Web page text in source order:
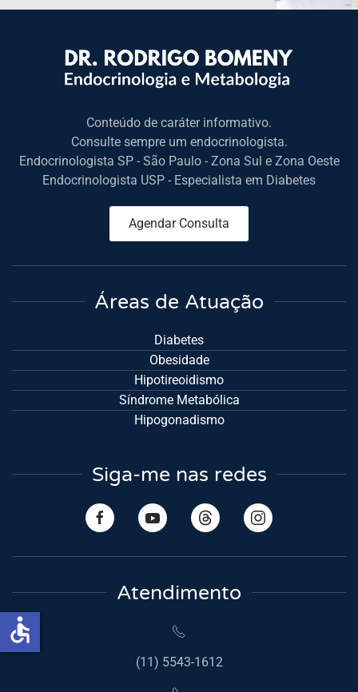
Conteúdo de caráter informativo.
Consulte sempre um endocrinologista.
Endocrinologista SP - São Paulo - Zona Sul e Zona Oeste
Endocrinologista USP - Especialista em Diabetes
Agendar Consulta
Áreas de Atuação
Diabetes
Obesidade
Hipotireoidismo
Síndrome Metabólica
Hipogonadismo
Siga-me nas redes
Atendimento
(11) 5543-1612
accessible